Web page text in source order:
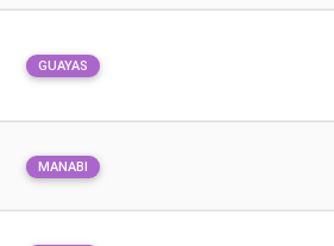
GUAYAS
MANABI